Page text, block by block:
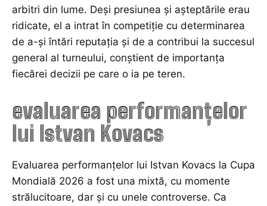
arbitri din lume. Deși presiunea și așteptările erau
ridicate, el a intrat în competiție cu determinarea
de a-și întări reputația și de a contribui la succesul
general al turneului, conștient de importanța
fiecărei decizii pe care o ia pe teren.
evaluarea performanțelor
lui Istvan Kovacs
Evaluarea performanțelor lui Istvan Kovacs la Cupa
Mondială 2026 a fost una mixtă, cu momente
strălucitoare, dar și cu unele controverse. Ca